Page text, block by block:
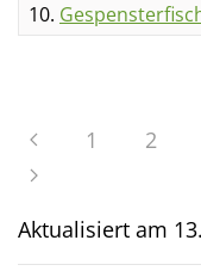
10.
1 2
Aktualisiert am